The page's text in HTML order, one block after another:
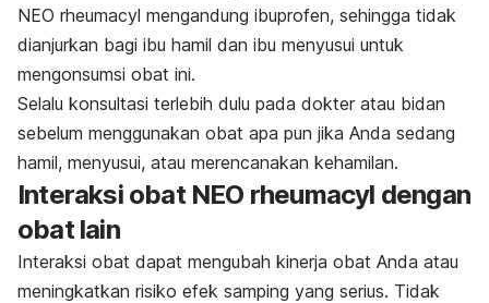
NEO rheumacyl mengandung ibuprofen, sehingga tidak
dianjurkan bagi ibu hamil dan ibu menyusui untuk
mengonsumsi obat ini.
Selalu konsultasi terlebih dulu pada dokter atau bidan
sebelum menggunakan obat apa pun jika Anda sedang
hamil, menyusui, atau merencanakan kehamilan.
Interaksi obat NEO rheumacyl dengan
obat lain
Interaksi obat dapat mengubah kinerja obat Anda atau
meningkatkan risiko efek samping yang serius. Tidak